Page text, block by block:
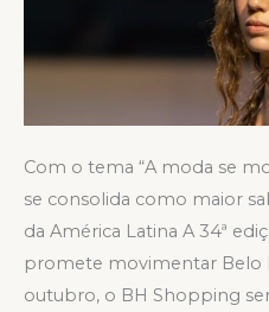
Com o tema “A moda se
se consolida como maior
da América Latina A 34ª
promete movimentar Belo
outubro, o BH Shopping